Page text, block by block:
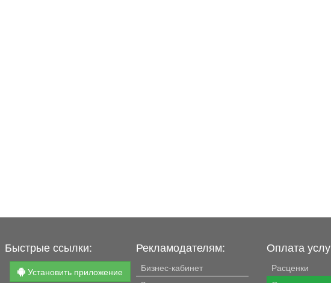
Быстрые ссылки:
Установить приложение
Рекламодателям:
Бизнес-кабинет
Оплата
Расценки